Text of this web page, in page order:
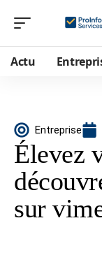
Actu
Entreprise
Élevez
sur